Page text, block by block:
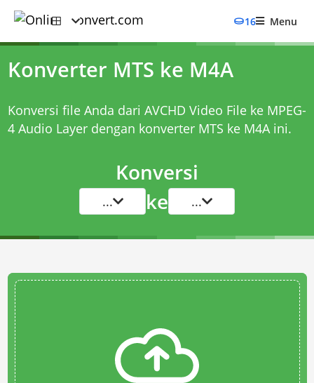
16 Menu
Konverter MTS ke M4A
Konversi file Anda dari AVCHD Video File ke MPEG-
4 Audio Layer dengan konverter MTS ke M4Aini.
Konversi
... ke ...